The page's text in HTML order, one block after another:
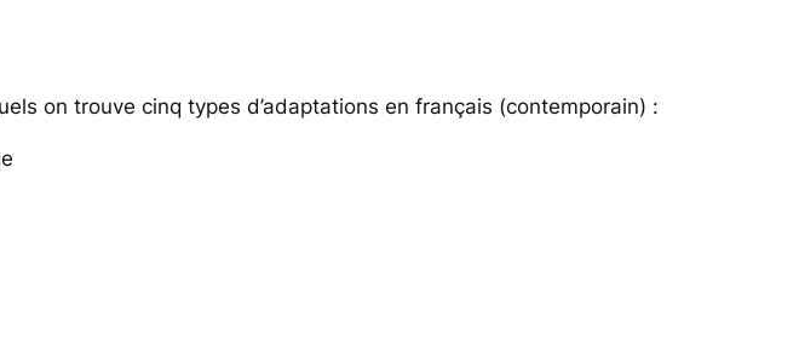
on trouve cinq types d’adaptations en français (contemporain) :